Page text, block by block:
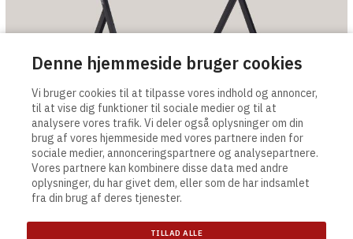
Denne hjemmeside bruger cookies
Vi bruger cookies til at tilpasse vores indhold og annoncer,
til at vise dig funktioner til sociale medier og til at
analysere vores trafik. Vi deler også oplysninger om din
brug af vores hjemmeside med vores partnere inden for
sociale medier, annonceringspartnere og analysepartnere.
Vores partnere kan kombinere disse data med andre
oplysninger, du har givet dem, eller som de har indsamlet
fra din brug af deres tjenester.
TILLAD ALLE
Gamer borde